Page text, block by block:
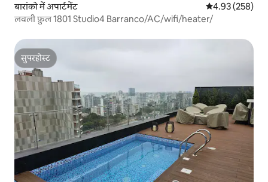
बारांको में अपार्टमेंट औसत रेटिंग 5 में से
4.93 (258)
लवली फ़ुल 1801 Studio4 Barranco/AC/wifi/heater/
सुपरहोस्ट
सुपरहोस्ट